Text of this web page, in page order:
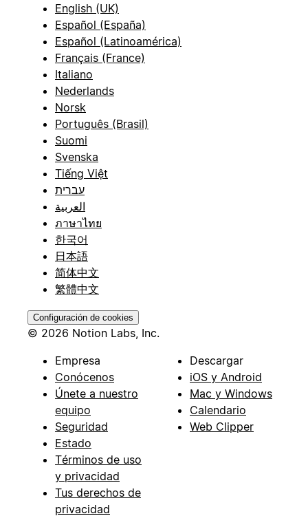
English (UK)
Español (España)
Español (Latinoamérica)
Français (France)
Italiano
Nederlands
Norsk
Português (Brasil)
Suomi
Svenska
Tiếng Việt
עברית
العربية
ภาษาไทย
한국어
日本語
简体中文
繁體中文
Configuración de cookies
© 2026 Notion Labs, Inc.
Empresa
Conócenos
Únete a nuestro
equipo
Seguridad
Estado
Términos de uso
y privacidad
Tus derechos de
privacidad
Descargar
iOS y Android
Mac y Windows
Calendario
Web Clipper